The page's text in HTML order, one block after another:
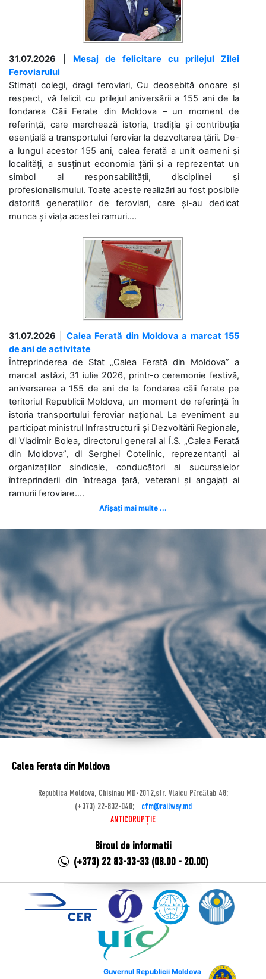
31.07.2026
Mesaj de felicitare cu prilejul Zilei
Feroviarului
Stimați colegi, dragi feroviari, Cu deosebită onoare și
respect, vă felicit cu prilejul aniversării a 155 ani de la
fondarea Căii Ferate din Moldova – un moment de
referință, care marchează istoria, tradiția și contribuția
esențială a transportului feroviar la dezvoltarea țării. De-
a lungul acestor 155 ani, calea ferată a unit oameni și
localități, a susținut economia țării și a reprezentat un
simbol al responsabilității, disciplinei și
profesionalismului. Toate aceste realizări au fost posibile
datorită generațiilor de feroviari, care și-au dedicat
munca și viața acestei ramuri....
31.07.2026
Calea Ferată din Moldova a marcat 155
de ani de activitate
Întreprinderea de Stat „Calea Ferată din Moldova” a
marcat astăzi, 31 iulie 2026, printr-o ceremonie festivă,
aniversarea a 155 de ani de la fondarea căii ferate pe
teritoriul Republicii Moldova, un moment de referință în
istoria transportului feroviar național. La eveniment au
participat ministrul Infrastructurii și Dezvoltării Regionale,
dl Vladimir Bolea, directorul general al Î.S. „Calea Ferată
din Moldova”, dl Serghei Cotelinic, reprezentanți ai
organizațiilor sindicale, conducători ai sucursalelor
întreprinderii din întreaga țară, veterani și angajați ai
ramurii feroviare....
Afișați mai multe ...
Calea Ferata din Moldova
Republica Moldova, Chisinau MD-2012,str. Vlaicu Pîrcălab 48;
(+373) 22-832-040;
cfm@railway.md
ANTICORUPȚIE
Biroul de informatii
(+373) 22 83-33-33 (08.00 - 20.00)
Guvernul Republicii Moldova